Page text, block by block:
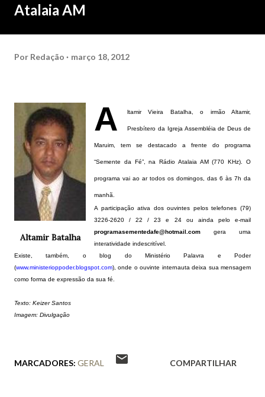
Atalaia AM
Por Redação março 18, 2012
Altamir Batalha
A ltamir Vieira Batalha, o irmão Altamir,
Presbítero da Igreja Assembléia de Deus de
Maruim, tem se destacado a frente do programa
“Semente da Fé”, na Rádio Atalaia AM (770 KHz). O
programa vai ao ar todos os domingos, das 6 às 7h da
manhã.
A participação ativa dos ouvintes pelos telefones (79)
3226-2620 / 22 / 23 e 24 ou ainda pelo e-mail
programasementedafe@hotmail.com gera uma
interatividade indescritível.
Existe, também, o blog do Ministério Palavra e Poder
(www.ministerioppoder.blogspot.com), onde o ouvinte internauta deixa sua mensagem
como forma de expressão da sua fé.
Texto: Keizer Santos
Imagem: Divulgação
MARCADORES: GERAL COMPARTILHAR